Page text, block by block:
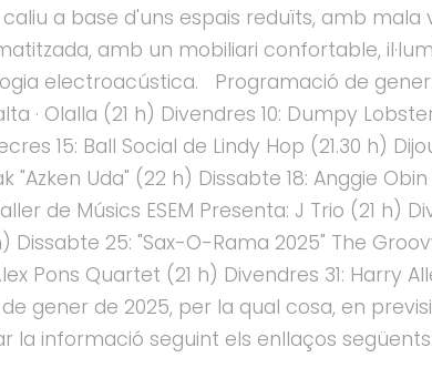
a base d'uns espais reduïts, amb
amb un mobiliari confortable,
electroacústica. Programació de gener:
· Olalla (21 h) Divendres 10: Dumpy
15: Ball Social de Lindy Hop (21.30 h)
"Azken Uda" (22 h) Dissabte 18: Anggie
de Músics ESEM Presenta: J Trio (21
Dissabte 25: "Sax-O-Rama 2025" The
Pons Quartet (21 h) Divendres 31:
gener de 2025, per la qual cosa, en
la informació seguint els enllaços